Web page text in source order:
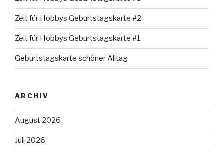
Zeit für Hobbys Geburtstagskarte #2
Zeit für Hobbys Geburtstagskarte #1
Geburtstagskarte schöner Alltag
ARCHIV
August 2026
Juli 2026